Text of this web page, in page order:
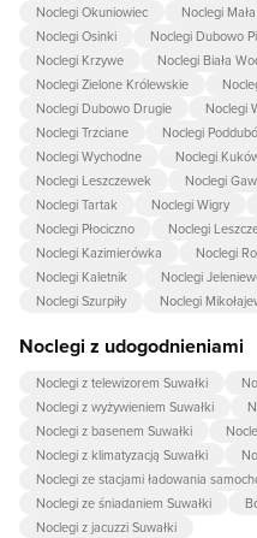
Noclegi Okuniowiec
Noclegi
Noclegi Osinki
Noclegi Dubowo
Noclegi Krzywe
Noclegi Biała
Noclegi Zielone Królewskie
Noclegi Dubowo Drugie
Noclegi
Noclegi Trzciane
Noclegi
Noclegi Wychodne
Noclegi
Noclegi Leszczewek
Noclegi
Noclegi Tartak
Noclegi Wigry
Noclegi Płociczno
Noclegi
Noclegi Kazimierówka
Noclegi
Noclegi Kaletnik
Noclegi
Noclegi Szurpiły
Noclegi
Noclegi z udogodnieniami
Noclegi z telewizorem Suwałki
Noclegi z wyżywieniem Suwałki
Noclegi z basenem Suwałki
Noclegi z klimatyzacją Suwałki
Noclegi ze stacjami ładowania
Noclegi ze śniadaniem Suwałki
Noclegi z jacuzzi Suwałki